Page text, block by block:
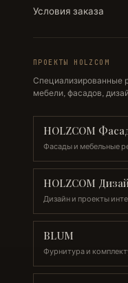
Условия заказа
ПРОЕКТЫ HOLZCOM
Специализированные
мебели, фасадов,
HOLZCOM
Фасады и мебельные
HOLZCOM
Дизайн и проекты
BLUM
Фурнитура и